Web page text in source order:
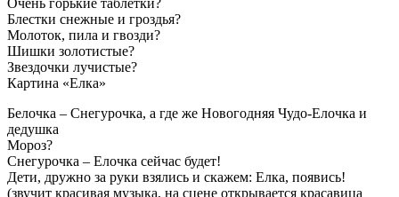
Блестки снежные и гроздья?
Молоток, пила и гвозди?
Шишки золотистые?
Звездочки лучистые?
Картина «Елка»
Белочка – Снегурочка, а где же Новогодняя Чудо-Елочка и
дедушка
Мороз?
Снегурочка – Елочка сейчас будет!
Дети, дружно за руки взялись и скажем: Елка, появись!
(звучит красивая музыка, на сцене открывается красавица